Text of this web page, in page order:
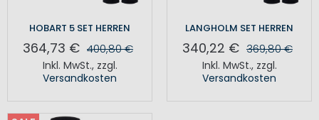
HOBART 5 SET HERREN
364,73 € 400,80 €
Inkl. MwSt., zzgl.
Versandkosten
LANGHOLM SET HERREN
340,22 € 369,80 €
Inkl. MwSt., zzgl.
Versandkosten